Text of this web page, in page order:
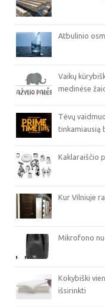
Atbulinio
Vaikų
medinėse
Tėvų
tinkamiausią
Kaklaraiščio
Kur Vilniuje
Mikrofono
Kokybiški
išsirinkti